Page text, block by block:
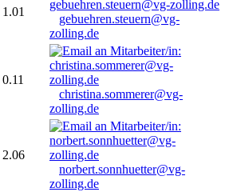
1.01
gebuehren.steuern@vg-
zolling.de
0.11
christina.sommerer@vg-
zolling.de
2.06
norbert.sonnhuetter@vg-
zolling.de